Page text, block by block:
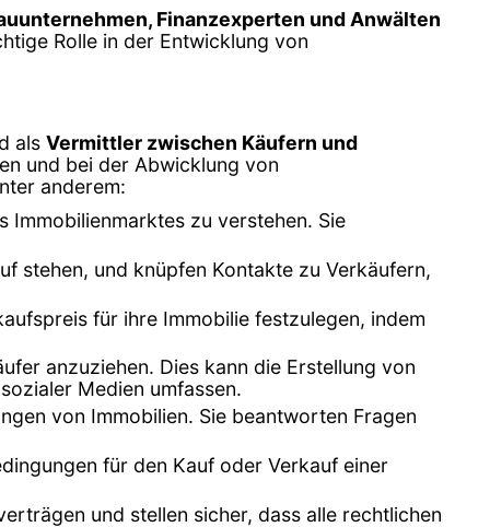
Finanzexperten und Anwälten
Rolle in der Entwicklung von
als Vermittler zwischen Käufern und
und bei der Abwicklung von
anderem:
Immobilienmarktes zu verstehen. Sie
stehen, und knüpfen Kontakte zu Verkäufern,
für ihre Immobilie festzulegen, indem
anzuziehen. Dies kann die Erstellung von
Medien umfassen.
von Immobilien. Sie beantworten Fragen
für den Kauf oder Verkauf einer
und stellen sicher, dass alle rechtlichen